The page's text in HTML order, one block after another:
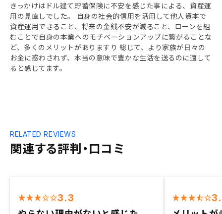
きっかけはドル建て貯蓄保険に不安を感じた事による、資産運
用の見直しでした。 自身の社会的信用を活用して他人資本で
資産運用できること、将来の金銭不安が減ること、ローンを組
むことで自身の本業へのモチベーションアップに繋がることな
ど、多くのメリットがありますり 総じて、より家族が日々の
お金に惑わされず、本当の意味で豊かな生活を送るのに適して
ると感じてます。
関連する評判・口コミ
RELATED REVIEWS
3.3